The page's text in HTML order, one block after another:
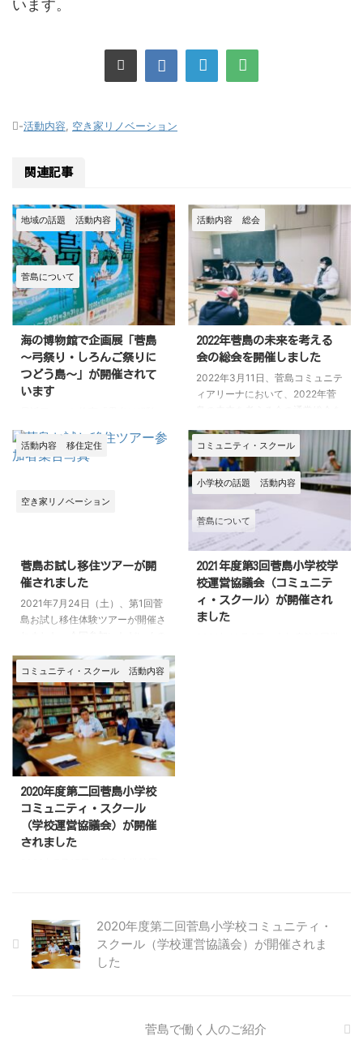
います。
-活動内容 空き家リノベーション
関連記事
地域の話題 活動内容
菅島について
海の博物館で企画展「菅島
～弓祭り・しろんご祭りに
つどう島～」が開催されて
います
学び、賢者は歴史に学ぶ」（ドイ
ツの名宰相オットー・ビスマル
ク）に影響され（もちろんそれだ
企画展「菅島～弓祭り・しろんご
る会が立ち上がったのは2016年
の7月でしたので、まだ4年半の
経験だけしかありません。 少し
ずつ前には進んでいますが、理想
にはまだ程遠く、まだまだ失敗も
ば、冒頭の格言に倣って、菅島の
長い歴史について学びに行こうと
...
活動内容 総会
2022年菅島の未来を考える
会の総会を開催しました
2022年3月11日、菅島コミュニテ
ィアリーナにおいて、2022年菅
ナ禍の中ということで、すごく活
動が難しい部分がありましたが
「教育環境の充実」「移住定住の
推進」「新しい産業・価値の創
出」を活動の柱として、すじ青の
りの養殖事業やブランド鯵「極み
アジ」の普及、空き家の調査や活
当WEBサイトやfacebookでの情
報発信に取り組みました。 少し
ずつ実績を積み上げて成果を出し
ている活動もある一方、なかなか
活動内容 移住定住
空き家リノベーション
菅島お試し移住ツアーが開
催されました
2021年7月24日（土）、第1回菅
島お試し移住体験ツアーが開催さ
と、そのお連れさま、合計5名で
す！ 初めての開催でしたので、
拙い点も多々あったと思います
が、天気も良く（ちょっと暑かっ
たですが）、菅島の自然を満喫し
ていただけたようで良かったで
す。 菅島の保育所や小学校を見
ただいた場合に実際に住まいとし
て提供できる空き家を見学しまし
た。 お昼は「おかげ屋」さん
で、島で採れた食材をふんだんに
コミュニティ・スクール
小学校の話題 活動内容
菅島について
2021年度第3回菅島小学校学
校運営協議会（コミュニテ
ィ・スクール）が開催され
ました
コミュニティ・スクール 活動内容
2020年度第二回菅島小学校
コミュニティ・スクール
（学校運営協議会）が開催
されました
今回は、秋に延期となった運動会
（菅島では町民大運動会として町
民全体で参加します）についての
の影響で、開催自体が危ぶまれて
2020年度第二回菅島小学校コミュニティ・
スクール（学校運営協議会）が開催されま
した
菅島で働く人のご紹介